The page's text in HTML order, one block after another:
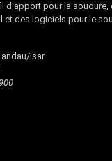
d'apport pour la soudure,
et des logiciels pour le
Isar